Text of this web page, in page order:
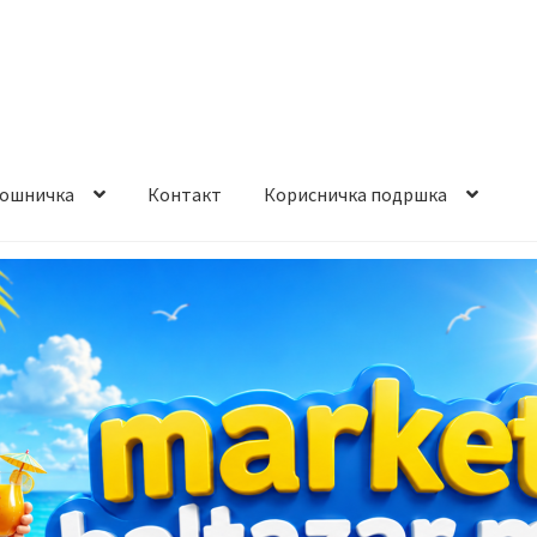
Контакт Корисничка подршка
и начин на плаќање
на производ Услови за користење